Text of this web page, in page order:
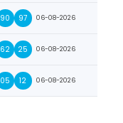
90 97 06-08-2026
62 25 06-08-2026
05 12 06-08-2026